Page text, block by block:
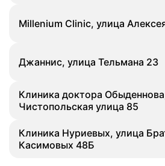
Millenium Clinic, улица
Джаннис, улица Тельмана 23
Клиника доктора
Чистопольская улица 85
Клиника Нуриевых, улица
Касимовых 48Б